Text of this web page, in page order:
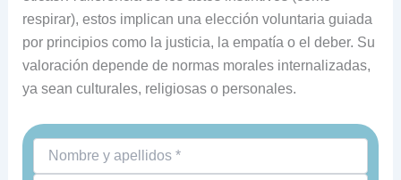
respirar), estos implican una elección voluntaria guiada
por principios como la justicia, la empatía o el deber. Su
valoración depende de normas morales internalizadas,
ya sean culturales, religiosas o personales.